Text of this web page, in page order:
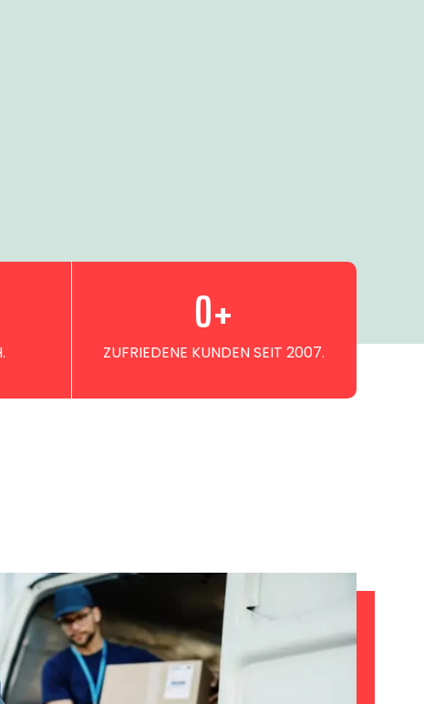
ZUFRIEDENE KUNDEN SEIT 2007.
0+